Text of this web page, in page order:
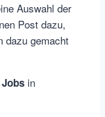
Auswahl der
Post dazu,
dazu gemacht
in